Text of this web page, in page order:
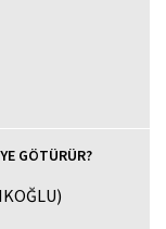
GÖTÜRÜR?